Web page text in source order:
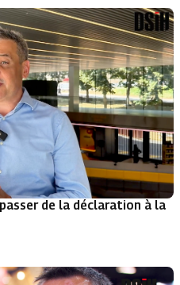
de la déclaration à la